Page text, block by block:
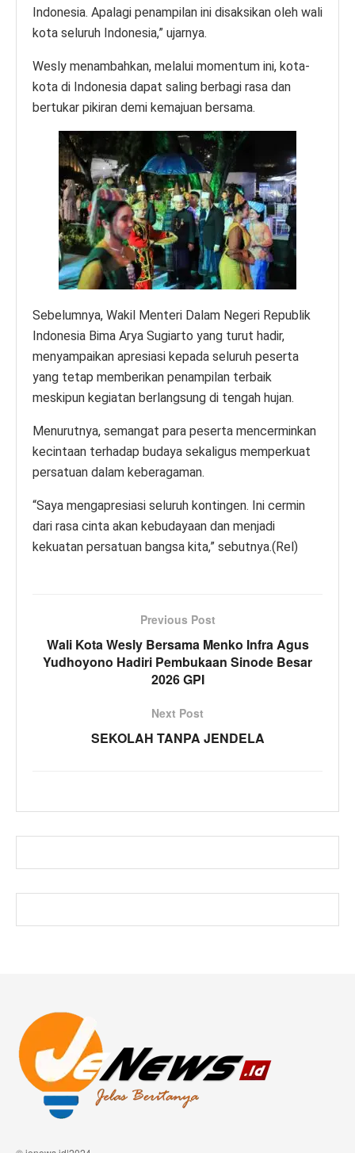
Indonesia. Apalagi penampilan ini disaksikan oleh wali
kota seluruh Indonesia,” ujarnya.
Wesly menambahkan, melalui momentum ini, kota-
kota di Indonesia dapat saling berbagi rasa dan
bertukar pikiran demi kemajuan bersama.
Sebelumnya, Wakil Menteri Dalam Negeri Republik
Indonesia Bima Arya Sugiarto yang turut hadir,
menyampaikan apresiasi kepada seluruh peserta
yang tetap memberikan penampilan terbaik
meskipun kegiatan berlangsung di tengah hujan.
Menurutnya, semangat para peserta mencerminkan
kecintaan terhadap budaya sekaligus memperkuat
persatuan dalam keberagaman.
“Saya mengapresiasi seluruh kontingen. Ini cermin
dari rasa cinta akan kebudayaan dan menjadi
kekuatan persatuan bangsa kita,” sebutnya.(Rel)
Previous Post
Wali Kota Wesly Bersama Menko Infra Agus
Yudhoyono Hadiri Pembukaan Sinode Besar
2026 GPI
Next Post
SEKOLAH TANPA JENDELA